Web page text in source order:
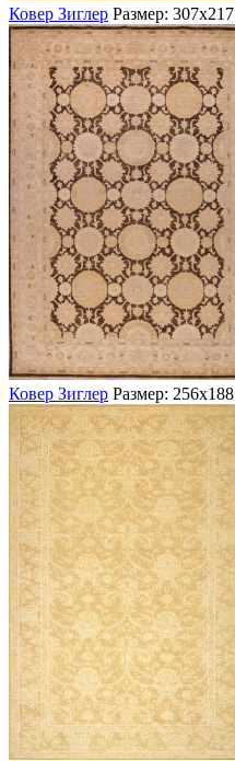
Ковер Зиглер Размер: 307х217
Ковер Зиглер Размер: 256х188